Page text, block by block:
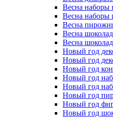
Весна наборы
Весна наборы
Весна
Весна
Весна
Новый год
Новый год
Новый год
Новый год
Новый год
Новый год
Новый год
Новый год